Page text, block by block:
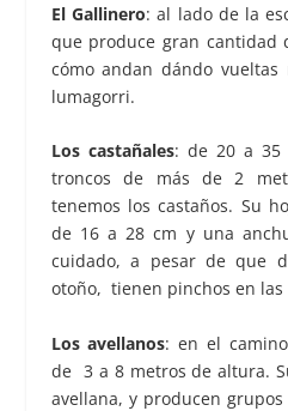
El Gallinero: al lado de la
que produce gran cantidad
cómo andan dándo
lumagorri.
Los castañales: de 20 a 35
troncos de más de 2
tenemos los castaños. Su
de 16 a 28 cm y una
cuidado, a pesar de que
otoño, tienen pinchos en las
Los avellanos: en el
de 3 a 8 metros de altura.
avellana, y producen